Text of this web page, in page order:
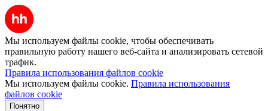
Мы используем файлы cookie, чтобы обеспечивать
правильную работу нашего веб-сайта и анализировать сетевой
трафик.
Правила использования файлов cookie
Мы используем файлы cookie. Правила использования
файлов cookie
Понятно